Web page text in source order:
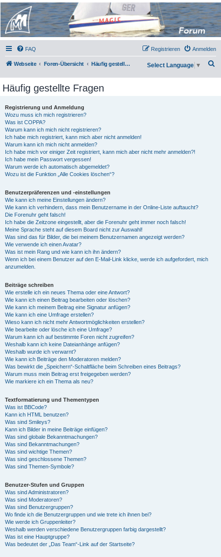
Micro Magic Forum
Deutschland
FAQ Anmelden
Registrieren
Webseite Foren-Übersicht Häufig gestellte Fragen Select Language ▼
Häufig gestellte Fragen
Registrierung und Anmeldung
Wozu muss ich mich registrieren?
Was ist COPPA?
Warum kann ich mich nicht registrieren?
Ich habe mich registriert, kann mich aber nicht anmelden!
Warum kann ich mich nicht anmelden?
Ich habe mich vor einiger Zeit registriert, kann mich aber nicht mehr anmelden?!
Ich habe mein Passwort vergessen!
Warum werde ich automatisch abgemeldet?
Wozu ist die Funktion „Alle Cookies löschen“?
Benutzerpräferenzen und -einstellungen
Wie kann ich meine Einstellungen ändern?
Wie kann ich verhindern, dass mein Benutzername in der Online-Liste auftaucht?
Die Forenuhr geht falsch!
Ich habe die Zeitzone eingestellt, aber die Forenuhr geht immer noch falsch!
Meine Sprache steht auf diesem Board nicht zur Auswahl!
Was sind das für Bilder, die bei meinem Benutzernamen angezeigt werden?
Wie verwende ich einen Avatar?
Was ist mein Rang und wie kann ich ihn ändern?
Wenn ich bei einem Benutzer auf den E-Mail-Link klicke, werde ich aufgefordert, mich
anzumelden.
Beiträge schreiben
Wie erstelle ich ein neues Thema oder eine Antwort?
Wie kann ich einen Beitrag bearbeiten oder löschen?
Wie kann ich meinem Beitrag eine Signatur anfügen?
Wie kann ich eine Umfrage erstellen?
Wieso kann ich nicht mehr Antwortmöglichkeiten erstellen?
Wie bearbeite oder lösche ich eine Umfrage?
Warum kann ich auf bestimmte Foren nicht zugreifen?
Weshalb kann ich keine Dateianhänge anfügen?
Weshalb wurde ich verwarnt?
Wie kann ich Beiträge den Moderatoren melden?
Was bewirkt die „Speichern“-Schaltfläche beim Schreiben eines Beitrags?
Warum muss mein Beitrag erst freigegeben werden?
Wie markiere ich ein Thema als neu?
Textformatierung und Thementypen
Was ist BBCode?
Kann ich HTML benutzen?
Was sind Smileys?
Kann ich Bilder in meine Beiträge einfügen?
Was sind globale Bekanntmachungen?
Was sind Bekanntmachungen?
Was sind wichtige Themen?
Was sind geschlossene Themen?
Was sind Themen-Symbole?
Benutzer-Stufen und Gruppen
Was sind Administratoren?
Was sind Moderatoren?
Was sind Benutzergruppen?
Wo finde ich die Benutzergruppen und wie trete ich ihnen bei?
Wie werde ich Gruppenleiter?
Weshalb werden verschiedene Benutzergruppen farbig dargestellt?
Was ist eine Hauptgruppe?
Was bedeutet der „Das Team“-Link auf der Startseite?